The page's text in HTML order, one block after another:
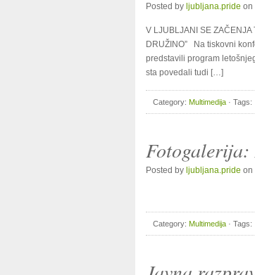
Posted by ljubljana.pride on
V LJUBLJANI SE
DRUŽINO” Na tiskovni
predstavili program
sta povedali tudi […]
Category: Multimedija · Tags:
Fotogalerija:
Posted by ljubljana.pride on
Category: Multimedija · Tags: